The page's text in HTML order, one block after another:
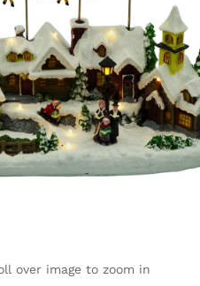
over image to zoom in